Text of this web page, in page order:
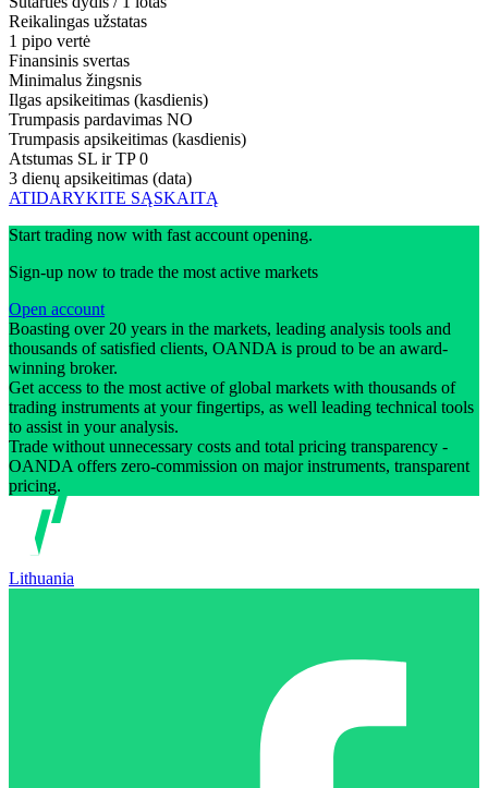
Reikalingas užstatas
1 pipo vertė
Finansinis svertas
Minimalus žingsnis
Ilgas apsikeitimas (kasdienis)
Trumpasis pardavimas NO
Trumpasis apsikeitimas (kasdienis)
Atstumas SL ir TP 0
3 dienų apsikeitimas (data)
ATIDARYKITE SĄSKAITĄ
Start trading now with fast account opening.
Sign-up now to trade the most active markets
Open account
Boasting over 20 years in the markets, leading analysis tools and
thousands of satisfied clients, OANDA is proud to be an award-
winning broker.
Get access to the most active of global markets with thousands of
trading instruments at your fingertips, as well leading technical tools
to assist in your analysis.
Trade without unnecessary costs and total pricing transparency -
OANDA offers zero-commission on major instruments, transparent
pricing.
Lithuania